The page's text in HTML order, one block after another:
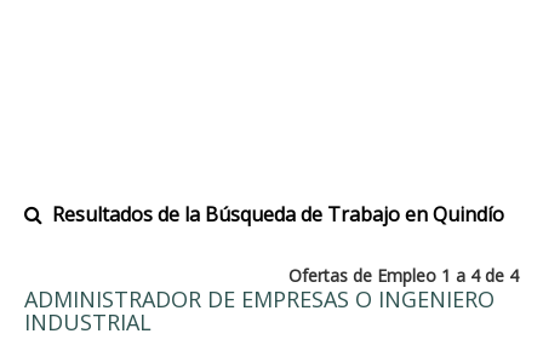
Resultados de la Búsqueda de Trabajo en Quindío
Ofertas de Empleo 1 a 4 de 4
ADMINISTRADOR DE EMPRESAS O INGENIERO
INDUSTRIAL